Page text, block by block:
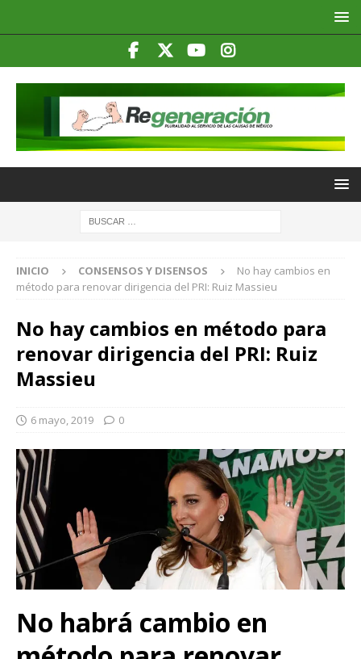
INICIO CONSENSOS Y DISENSOS
No hay cambios en
método para renovar dirigencia del PRI: Ruiz Massieu
No hay cambios en método para
renovar dirigencia del PRI: Ruiz
Massieu
6 mayo, 2019 0
No habrá cambio en